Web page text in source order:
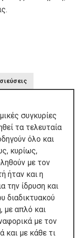
συγκυρίες
τα τελευταία
όλο και
κυρίως,
με τον
ήταν και η
την ίδρυση και
διαδικτυακού
με απλό και
με τον
και με κάθε τι